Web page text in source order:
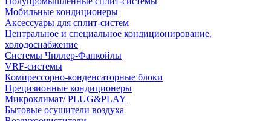
Мобильные кондиционеры
Аксессуары для сплит-систем
Центральное и специальное кондиционирование,
холодоснабжение
Системы Чиллер-Фанкойлы
VRF-системы
Компрессорно-конденсаторные блоки
Прецизионные кондиционеры
Микроклимат/ PLUG&PLAY
Бытовые осушители воздуха